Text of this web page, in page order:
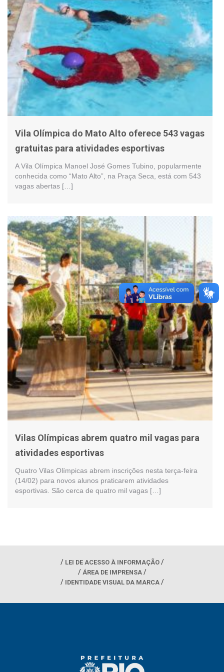
Vila Olímpica do Mato Alto oferece 543 vagas
gratuitas para atividades esportivas
A Vila Olímpica Manoel José Gomes Tubino, popularmente
conhecida como “Mato Alto”, na Praça Seca, está com 543
vagas abertas […]
Vilas Olímpicas abrem quatro mil vagas para
atividades esportivas
Quatro Vilas Olímpicas abrem inscrições nesta terça-feira
(14/02) para novos alunos praticarem atividades
esportivas. São cerca de quatro mil vagas […]
LEI DE ACESSO À INFORMAÇÃO
ÁREA DE IMPRENSA
IDENTIDADE VISUAL DA MARCA